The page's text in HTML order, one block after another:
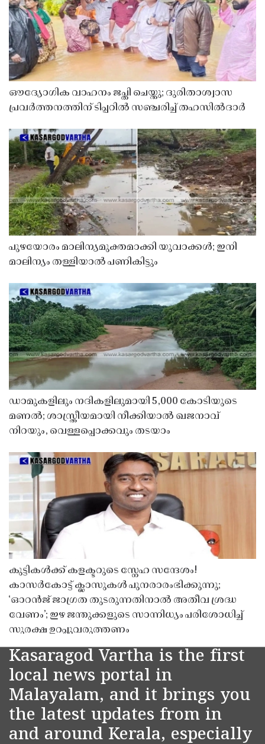
ഔദ്യോഗിക വാഹനം ജപ്തി ചെയ്തു; ദുരിതാശ്വാസ
പ്രവർത്തനത്തിന് ടിപ്പറിൽ സഞ്ചരിച്ച് തഹസിൽദാർ
പുഴയോരം മാലിന്യമുക്തമാക്കി യുവാക്കൾ; ഇനി
മാലിന്യം തള്ളിയാൽ പണികിട്ടും
ഡാമുകളിലും നദികളിലുമായി 5,000 കോടിയുടെ
മണൽ; ശാസ്ത്രീയമായി നീക്കിയാൽ ഖജനാവ്
നിറയും, വെള്ളപ്പൊക്കവും തടയാം
കുട്ടികൾക്ക് കളക്ടറുടെ സ്നേഹ സന്ദേശം!
കാസർകോട്ട് ക്ലാസുകൾ പുനരാരംഭിക്കുന്നു;
‘ഓറൻജ് ജാഗ്രത തുടരുന്നതിനാൽ അതീവ ശ്രദ്ധ
വേണം’; ഇഴ ജന്തുക്കളുടെ സാന്നിധ്യം പരിശോധിച്ച്
സുരക്ഷ ഉറപ്പുവരുത്തണം
Kasaragod Vartha is the first
local news portal in
Malayalam, and it brings you
the latest updates from in
and around Kerala, especially